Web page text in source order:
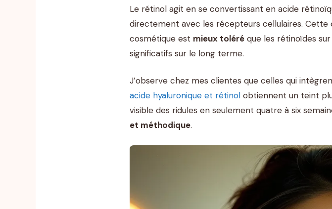
Le rétinol agit en se convertissant en acide
directement avec les récepteurs cellulaires.
cosmétique est mieux toléré que les rétinoïdes
significatifs sur le long terme.
J’observe chez mes clientes que celles qui
acide hyaluronique et rétinol obtiennent un teint
visible des ridules en seulement quatre à six
et méthodique.